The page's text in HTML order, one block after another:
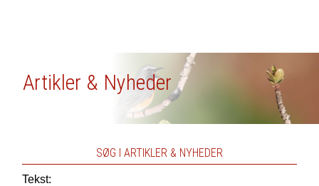
Artikler & Nyheder
SØG I ARTIKLER & NYHEDER
Tekst: